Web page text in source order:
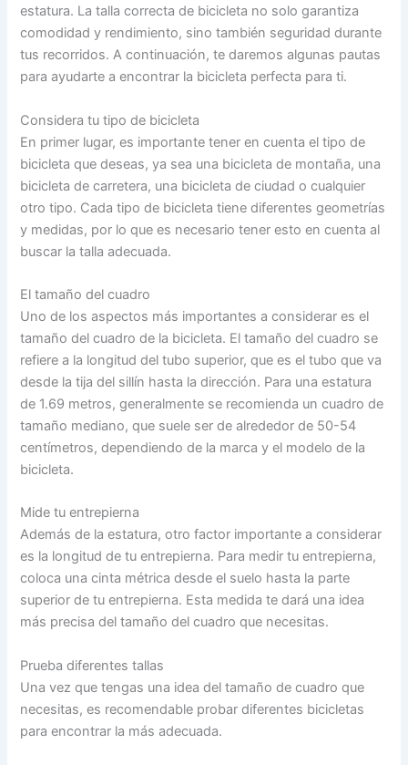
estatura. La talla correcta de bicicleta no solo garantiza
comodidad y rendimiento, sino también seguridad durante
tus recorridos. A continuación, te daremos algunas pautas
para ayudarte a encontrar la bicicleta perfecta para ti.
Considera tu tipo de bicicleta
En primer lugar, es importante tener en cuenta el tipo de
bicicleta que deseas, ya sea una bicicleta de montaña, una
bicicleta de carretera, una bicicleta de ciudad o cualquier
otro tipo. Cada tipo de bicicleta tiene diferentes geometrías
y medidas, por lo que es necesario tener esto en cuenta al
buscar la talla adecuada.
El tamaño del cuadro
Uno de los aspectos más importantes a considerar es el
tamaño del cuadro de la bicicleta. El tamaño del cuadro se
refiere a la longitud del tubo superior, que es el tubo que va
desde la tija del sillín hasta la dirección. Para una estatura
de 1.69 metros, generalmente se recomienda un cuadro de
tamaño mediano, que suele ser de alrededor de 50-54
centímetros, dependiendo de la marca y el modelo de la
bicicleta.
Mide tu entrepierna
Además de la estatura, otro factor importante a considerar
es la longitud de tu entrepierna. Para medir tu entrepierna,
coloca una cinta métrica desde el suelo hasta la parte
superior de tu entrepierna. Esta medida te dará una idea
más precisa del tamaño del cuadro que necesitas.
Prueba diferentes tallas
Una vez que tengas una idea del tamaño de cuadro que
necesitas, es recomendable probar diferentes bicicletas
para encontrar la más adecuada.